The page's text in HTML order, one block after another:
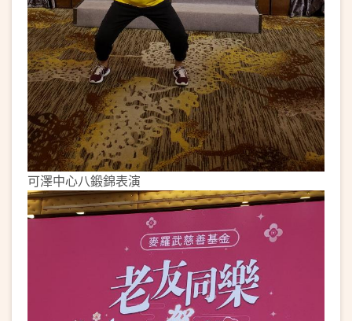
可澤中心八鍛錦表演